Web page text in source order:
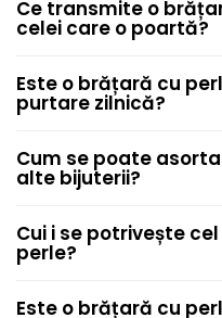
Ce transmite o
celei care o poartă?
Este o brățară cu
purtare zilnică?
Cum se poate
alte bijuterii?
Cui i se potrivește
perle?
Este o brățară cu